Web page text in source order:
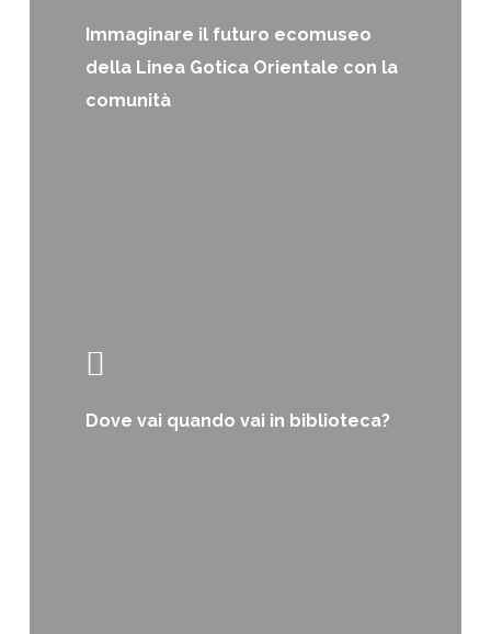
Immaginare il futuro ecomuseo
della Linea Gotica Orientale con la
comunità
Dove vai quando vai in biblioteca?